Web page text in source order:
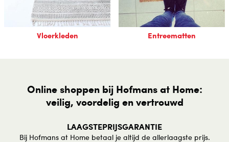
Vloerkleden Entreematten
Online shoppen bij Hofmans at Home:
veilig, voordelig en vertrouwd
LAAGSTEPRIJSGARANTIE
Bij Hofmans at Home betaal je altijd de allerlaagste prijs.